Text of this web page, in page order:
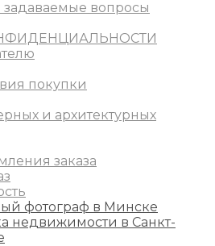
задаваемые вопросы
покупки
и архитектурных
заказа
фотограф в Минске
недвижимости в Санкт-